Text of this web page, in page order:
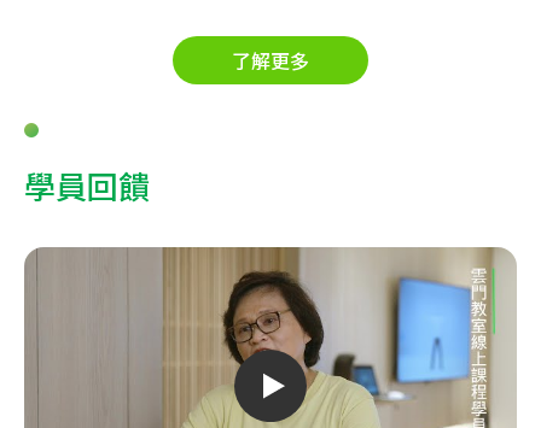
了解更多
學員回饋